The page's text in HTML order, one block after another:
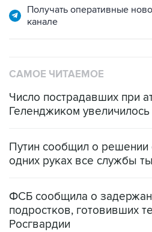
Получать оперативные
канале
САМОЕ ЧИТАЕМОЕ
Число пострадавших при
Геленджиком
Путин сообщил о решении
одних руках все службы
ФСБ сообщила о
подростков, готовивших
Росгвардии